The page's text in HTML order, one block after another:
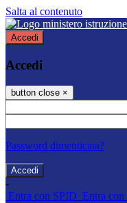
Salta al contenuto
Accedi
Accedi
button close ×
Password dimenticata?
-
Entra con SPID Entra con